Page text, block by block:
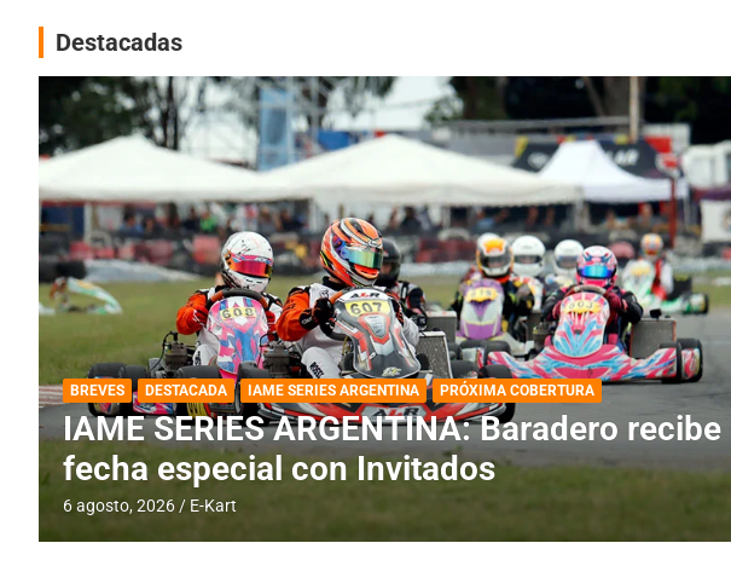
Destacadas
DESTACADA IAME SERIES ARGENTINA
IAME SERIES ARGENTINA: Horarios para la
fecha con Invitados
4 agosto, 2026 E-Kart